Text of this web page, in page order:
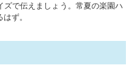
ズで伝えましょう。常夏の楽園ハ
ず。